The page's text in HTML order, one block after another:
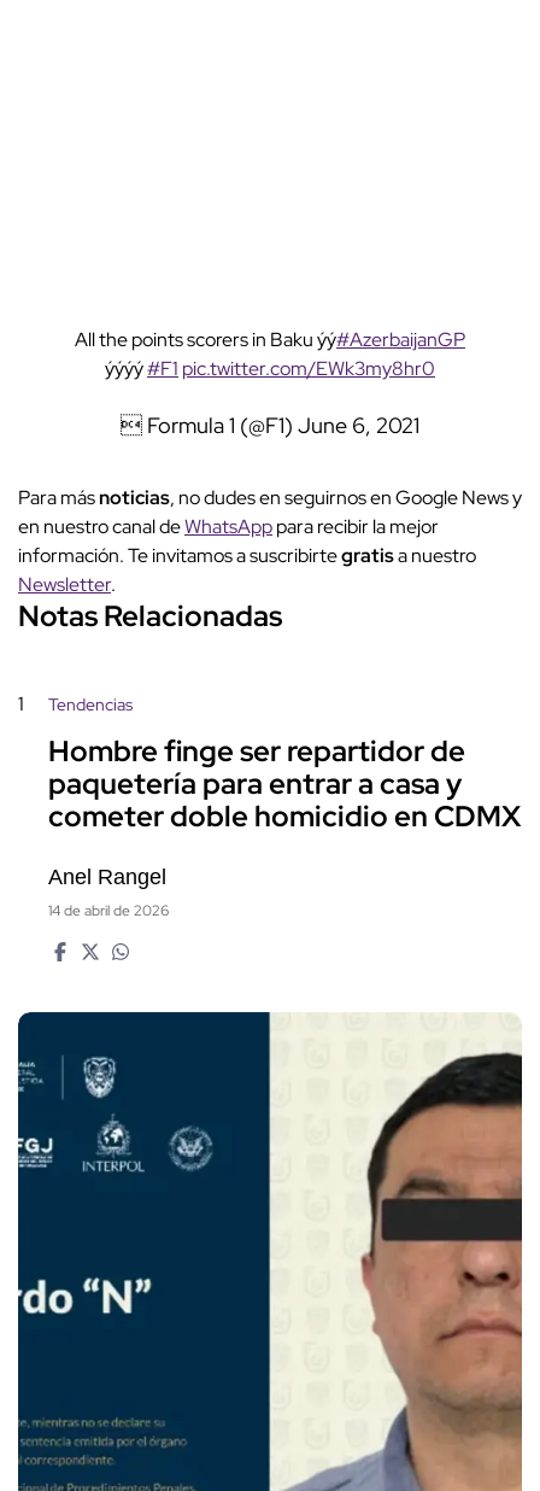
All the points scorers in Baku ýý#AzerbaijanGP
ýýýý#F1 pic.twitter.com/EWk3my8hr0
 Formula 1 (@F1) June 6, 2021
Para másnoticias, no dudes en seguirnos en Google News y
en nuestro canal deWhatsApppara recibir la mejor
información. Te invitamos a suscribirtegratisa nuestro
Newsletter.
Notas Relacionadas
1 Tendencias
Hombre finge ser repartidor de
paquetería para entrar a casa y
cometer doble homicidio en CDMX
Anel Rangel
14 de abril de 2026